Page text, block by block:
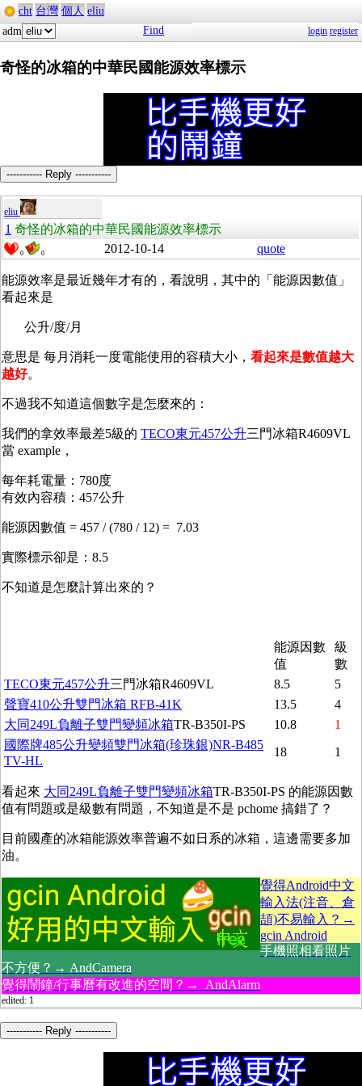
cht 台灣 個人 eliu
adm
Find login register
奇怪的冰箱的中華民國能源效率標示
----------- Reply -----------
eliu
1 奇怪的冰箱的中華民國能源效率標示
0 0 2012-10-14 quote
能源效率是最近幾年才有的，看說明，其中的「能源因數值」
看起來是
公升/度/月
意思是 每月消耗一度電能使用的容積大小， 看起來是數值越大
越好。
不過我不知道這個數字是怎麼來的：
我們的拿效率最差5級的 TECO東元457公升三門冰箱R4609VL
當 example，
每年耗電量：780度
有效內容積：457公升
能源因數值 = 457 / (780 / 12) = 7.03
實際標示卻是：8.5
不知道是怎麼計算出來的？
能源因數
值
級
數
TECO東元457公升三門冰箱R4609VL 8.5
5
聲寶410公升雙門冰箱 RFB-41K
13.5
4
大同249L負離子雙門變頻冰箱TR-B350I-PS 10.8
1
國際牌485公升變頻雙門冰箱(珍珠銀)NR-B485
TV-HL
18 1
看起來 大同249L負離子雙門變頻冰箱TR-B350I-PS 的能源因數
值有問題或是級數有問題，不知道是不是 pchome 搞錯了？
目前國產的冰箱能源效率普遍不如日系的冰箱，這邊需要多加
油。
覺得Android中文
輸入法(注音、倉
頡)不易輸入？→
gcin Android
手機照相看照片
不方便？→ AndCamera
覺得鬧鐘/行事曆有改進的空間？→ AndAlarm
edited: 1
----------- Reply -----------